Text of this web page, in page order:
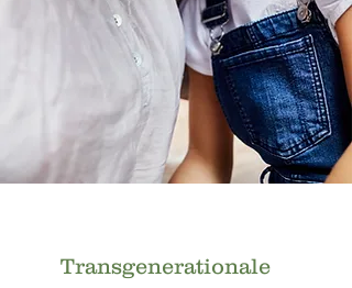
Transgenerationale